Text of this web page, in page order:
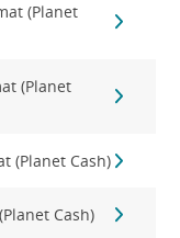
(Planet
(Planet
(Planet Cash)
Cash)